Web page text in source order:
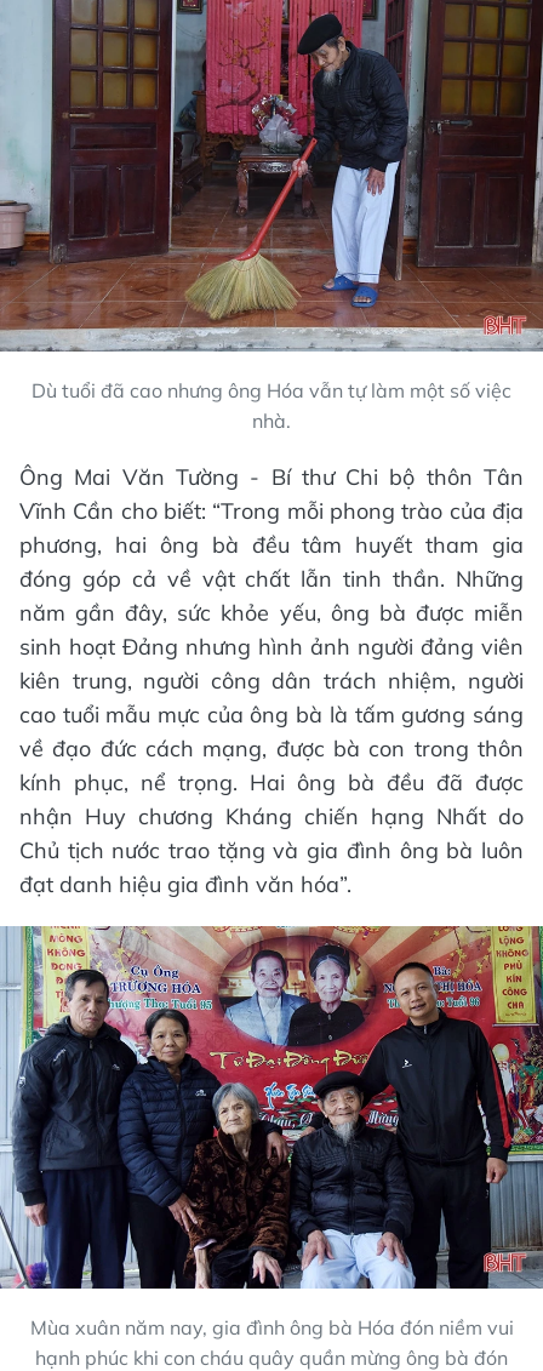
Dù tuổi đã cao nhưng ông Hóa vẫn tự làm một số việc
nhà.
Ông Mai Văn Tường - Bí thư Chi bộ thôn Tân
Vĩnh Cần cho biết: “Trong mỗi phong trào của địa
phương, hai ông bà đều tâm huyết tham gia
đóng góp cả về vật chất lẫn tinh thần. Những
năm gần đây, sức khỏe yếu, ông bà được miễn
sinh hoạt Đảng nhưng hình ảnh người đảng viên
kiên trung, người công dân trách nhiệm, người
cao tuổi mẫu mực của ông bà là tấm gương sáng
về đạo đức cách mạng, được bà con trong thôn
kính phục, nể trọng. Hai ông bà đều đã được
nhận Huy chương Kháng chiến hạng Nhất do
Chủ tịch nước trao tặng và gia đình ông bà luôn
đạt danh hiệu gia đình văn hóa”.
Mùa xuân năm nay, gia đình ông bà Hóa đón niềm vui
hạnh phúc khi con cháu quây quần mừng ông bà đón